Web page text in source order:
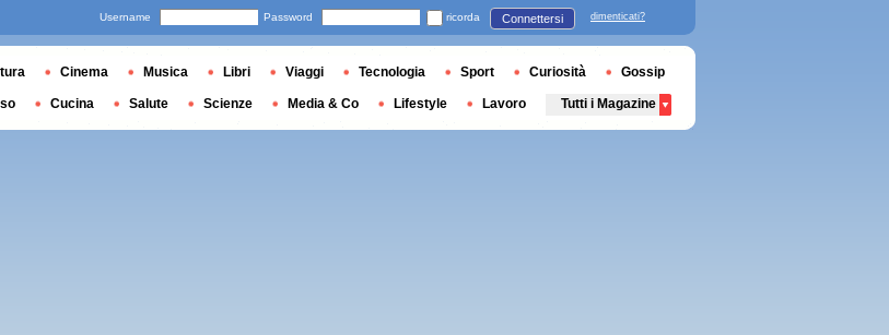
Username Password ricorda Connettersi dimenticati?
Cinema Musica Libri Viaggi Tecnologia Sport Curiosità Gossip
Cucina Salute Scienze Media & Co Lifestyle Lavoro Tutti i Magazine